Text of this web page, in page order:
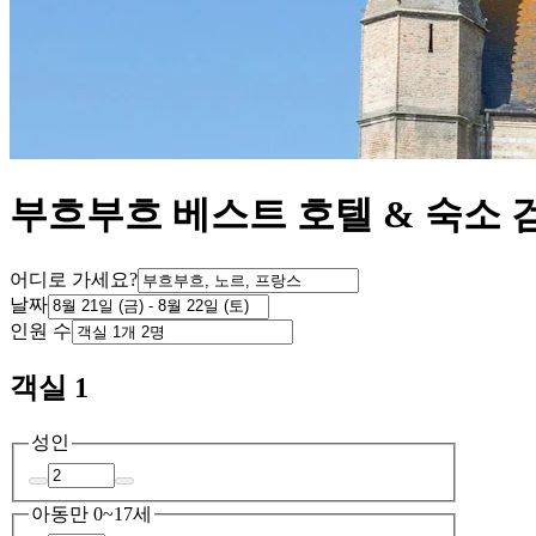
부흐부흐 베스트 호텔 & 숙소
어디로 가세요?
날짜
인원 수
객실 1
성인
아동만 0~17세